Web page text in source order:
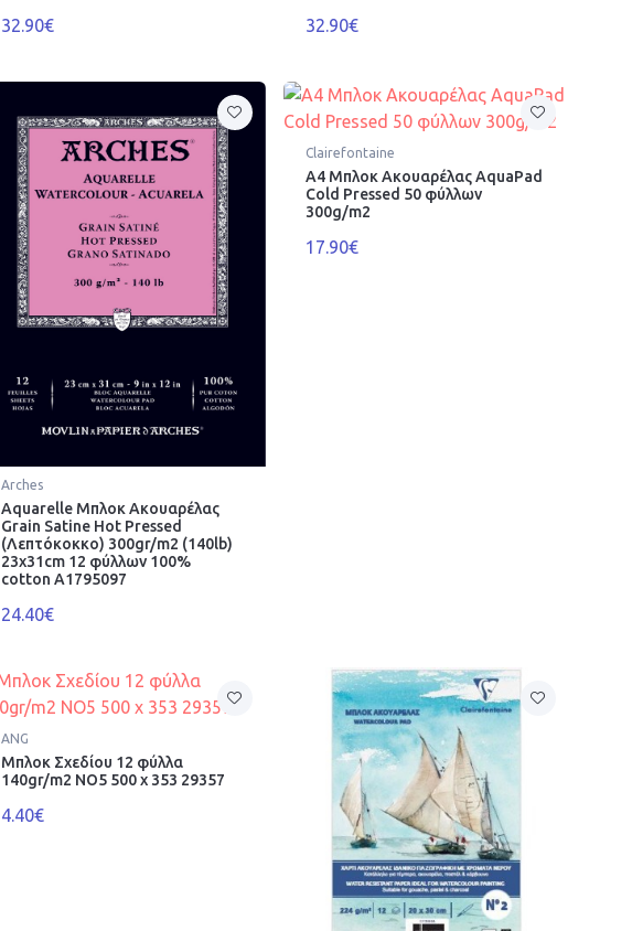
32.90€ 32.90€
Arches
Aquarelle Μπλοκ Ακουαρέλας
Grain Satine Hot Pressed
(Λεπτόκοκκο) 300gr/m2 (140lb)
23x31cm 12 φύλλων 100%
cotton A1795097
24.40€
Clairefontaine
Α4 Μπλοκ Ακουαρέλας AquaPad
Cold Pressed 50 φύλλων
300g/m2
17.90€
ANG
Μπλοκ Σχεδίου 12 φύλλα
140gr/m2 ΝΟ5 500 x 353 29357
4.40€